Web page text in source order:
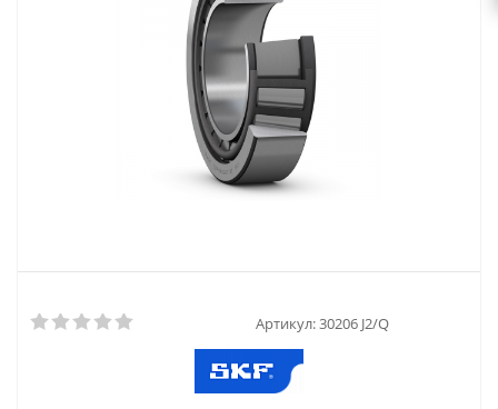
Артикул:30206 J2/Q